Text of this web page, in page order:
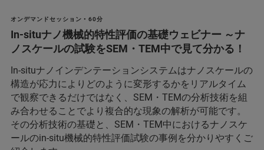
オンデマンドセッション • 60分
In-situナノ機械的特性評価の基礎ウェビナー ～ナ
ノスケールの試験をSEM・TEM中で見て分かる！
In-situナノインデンテーションシステムはナノスケールの
構造が応力によりどのように変形するかをリアルタイム
で観察できるだけではなく、SEM・TEMの分析技術を組
み合わせることでより複合的な現象の解析が可能です。
その分析技術の基礎と、SEM・TEM中におけるナノスケ
ールのin-situ機械的特性評価試験の事例を分かりやすくご